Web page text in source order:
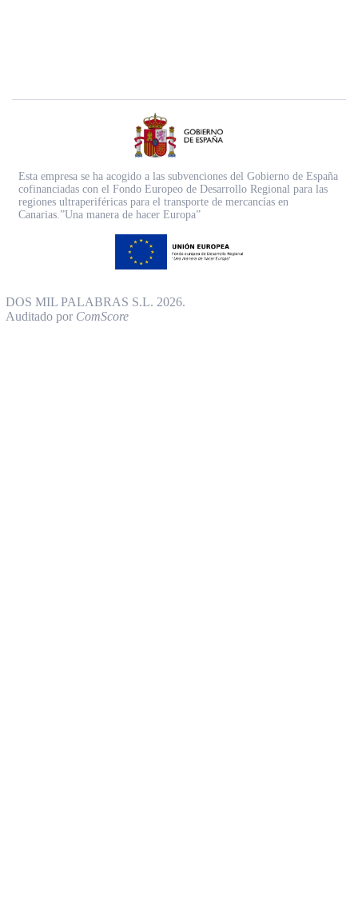
Esta empresa se ha acogido a las subvenciones del Gobierno de España
cofinanciadas con el Fondo Europeo de Desarrollo Regional para las
regiones ultraperiféricas para el transporte de mercancías en
Canarias.”Una manera de hacer Europa”
DOS MIL PALABRAS S.L. 2026.
Auditado por ComScore